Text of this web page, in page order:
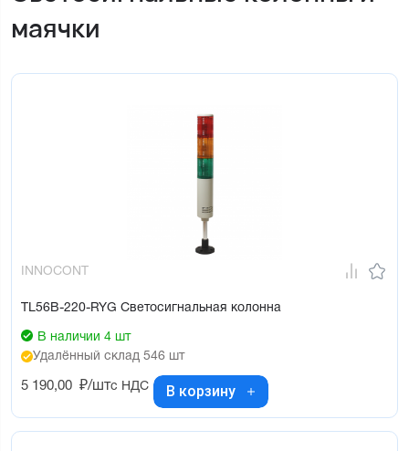
маячки
INNOCONT
TL56B-220-RYG Светосигнальная колонна
В наличии 4 шт
Удалённый склад 546 шт
5 190,00 ₽/штс НДС В корзину